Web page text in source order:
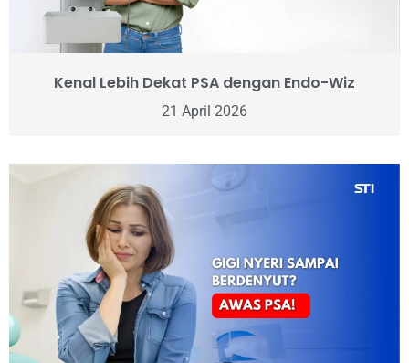
Kenal Lebih Dekat PSA dengan Endo-Wiz
21 April 2026